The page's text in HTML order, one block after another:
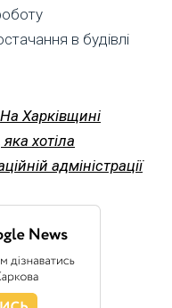
в будівлі
На Харківщині
хотіла
адміністрації